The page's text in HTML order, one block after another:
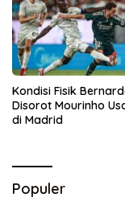
Kondisi Fisik
Disorot Mourinho
di Madrid
Populer